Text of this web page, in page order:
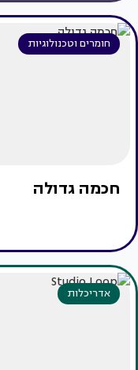
חומרים וטכנולוגיות
חכמה גדולה
אדריכלות